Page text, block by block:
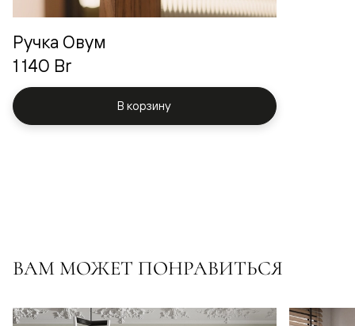
Ручка Овум
1 140 Br
В корзину
ВАМ МОЖЕТ ПОНРАВИТЬСЯ